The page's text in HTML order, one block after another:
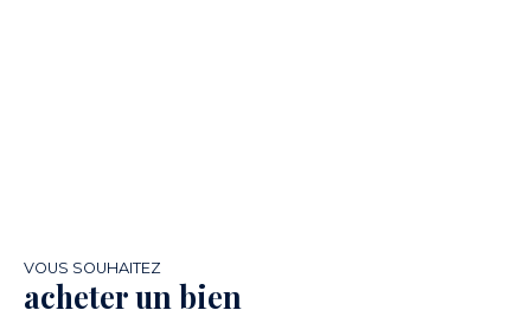
que des collèges à 15 minutes à pied. Des
médecins généralistes sont également
VOUS SOUHAITEZ
acheter un bien